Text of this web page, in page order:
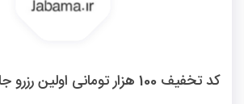
کد تخفیف 100 هزار تومانی اولین رزرو جاباما